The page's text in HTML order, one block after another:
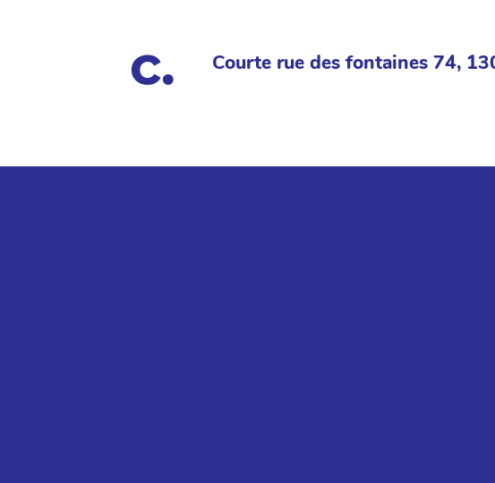
Courte rue des fontaines 74,